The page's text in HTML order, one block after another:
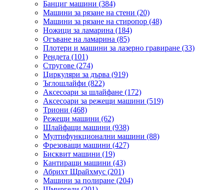
Банциг машини (384)
Машини за рязане на стени (20)
Машини за рязане на стиропор (48)
Ножици за ламарина (184)
Огъване на ламарина (85)
Плотери и машини за лазерно гравиране (33)
Рендета (101)
Стругове (274)
Циркуляри за дърва (919)
Ъглошлайфи (822)
Аксесоари за шлайфане (172)
Аксесоари за режещи машини (519)
Триони (468)
Режещи машини (62)
Шлайфащи машини (938)
Мултифункционални машини (88)
Фрезоващи машини (427)
Бисквит машини (19)
Кантиращи машини (43)
Абрихт Щрайхмус (201)
Машини за полиране (204)